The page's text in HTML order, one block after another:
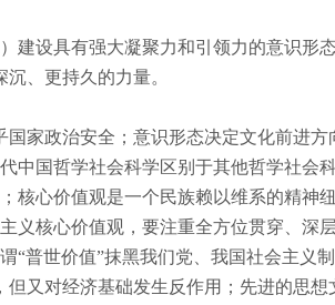
）建设具有强大凝聚力和引领力的意识形
、更持久的力量。
家政治安全；意识形态决定文化前进
中国哲学社会科学区别于其他哲学社会
心价值观是一个民族赖以维系的精神
义核心价值观，要注重全方位贯穿、
普世价值”抹黑我们党、我国社会主义
又对经济基础发生反作用；先进的思